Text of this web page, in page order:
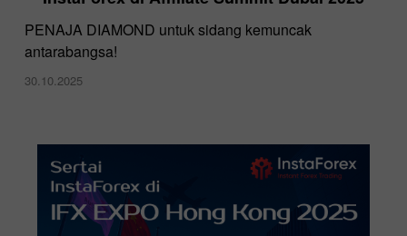
PENAJA DIAMOND untuk sidang kemuncak
antarabangsa!
30.10.2025